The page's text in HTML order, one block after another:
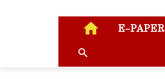
E-PAPER